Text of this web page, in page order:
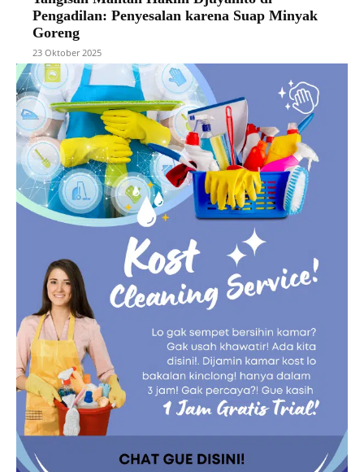
Pengadilan: Penyesalan karena Suap Minyak
Goreng
23 Oktober 2025